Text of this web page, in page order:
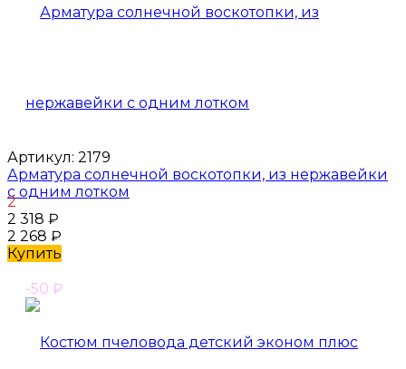
Артикул: 2179
Арматура солнечной воскотопки, из нержавейки
с одним лотком
2
2 318 ₽
2 268 ₽
Купить
-50 ₽